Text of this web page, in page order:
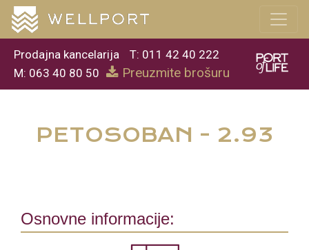
Prodajna kancelarija
T: 011 42 40 222
M: 063 40 80 50
Preuzmite brošuru
PETOSOBAN - 2.93
Osnovne informacije: